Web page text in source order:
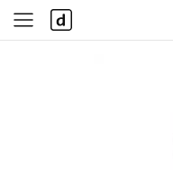
사
이
다
나
와